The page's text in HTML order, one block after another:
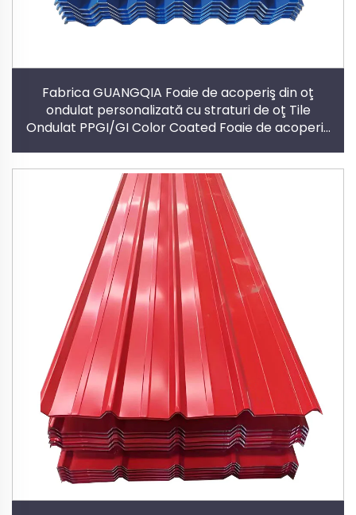
Fabrica GUANGQIA Foaie de acoperiş din oţ
ondulat personalizată cu straturi de oţ Tile
Ondulat PPGI/GI Color Coated Foaie de acoperiş